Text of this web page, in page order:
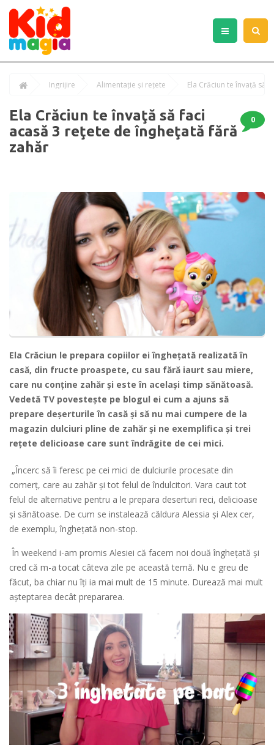
Îngrijire Alimentație și rețete Ela Crăciun te învaţă să
Ela Crăciun te învaţă să faci
acasă 3 reţete de îngheţată fără
zahăr
0
Ela Crăciun le prepara copiilor ei îngheţată realizată în
casă, din fructe proaspete, cu sau fără iaurt sau miere,
care nu conţine zahăr şi este în acelaşi timp sănătoasă.
Vedetă TV povesteşte pe blogul ei cum a ajuns să
prepare deşerturile în casă şi să nu mai cumpere de la
magazin dulciuri pline de zahăr şi ne exemplifica şi trei
reţete delicioase care sunt îndrăgite de cei mici.
„Încerc să îi feresc pe cei mici de dulciurile procesate din
comerţ, care au zahăr şi tot felul de îndulcitori. Vara caut tot
felul de alternative pentru a le prepara deserturi reci, delicioase
şi sănătoase. De cum se instalează căldura Alessia şi Alex cer,
de exemplu, îngheţată non-stop.
În weekend i-am promis Alesiei că facem noi două îngheţată şi
cred că m-a tocat câteva zile pe această temă. Nu e greu de
făcut, ba chiar nu îţi ia mai mult de 15 minute. Durează mai mult
aşteptarea decât prepararea.